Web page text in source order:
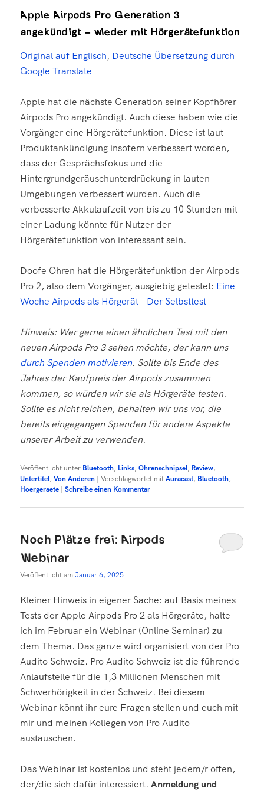
Apple Airpods Pro Generation 3
angekündigt – wieder mit Hörgerätefunktion
Original auf Englisch, Deutsche Übersetzung durch
Google Translate
Apple hat die nächste Generation seiner Kopfhörer
Airpods Pro angekündigt. Auch diese haben wie die
Vorgänger eine Hörgerätefunktion. Diese ist laut
Produktankündigung insofern verbessert worden,
dass der Gesprächsfokus und die
Hintergrundgeräuschunterdrückung in lauten
Umgebungen verbessert wurden. Auch die
verbesserte Akkulaufzeit von bis zu 10 Stunden mit
einer Ladung könnte für Nutzer der
Hörgerätefunktion von interessant sein.
Doofe Ohren hat die Hörgerätefunktion der Airpods
Pro 2, also dem Vorgänger, ausgiebig getestet: Eine
Woche Airpods als Hörgerät – Der Selbsttest
Hinweis: Wer gerne einen ähnlichen Test mit den
neuen Airpods Pro 3 sehen möchte, der kann uns
durch Spenden motivieren. Sollte bis Ende des
Jahres der Kaufpreis der Airpods zusammen
kommen, so würden wir sie als Hörgeräte testen.
Sollte es nicht reichen, behalten wir uns vor, die
bereits eingegangen Spenden für andere Aspekte
unserer Arbeit zu verwenden.
Veröffentlicht unter Bluetooth, Links,Ohrenschnipsel, Review,
Untertitel,Von Anderen |Verschlagwortet mitAuracast, Bluetooth,
Hoergeraete |Schreibe einen Kommentar
Noch Plätze frei: Airpods
Webinar
Veröffentlicht amJanuar 6, 2025
Kleiner Hinweis in eigener Sache: auf Basis meines
Tests der Apple Airpods Pro 2 als Hörgeräte, halte
ich im Februar ein Webinar (Online Seminar) zu
dem Thema. Das ganze wird organisiert von der Pro
Audito Schweiz. Pro Audito Schweiz ist die führende
Anlaufstelle für die 1,3 Millionen Menschen mit
Schwerhörigkeit in der Schweiz. Bei diesem
Webinar könnt ihr eure Fragen stellen und euch mit
mir und meinen Kollegen von Pro Audito
austauschen.
Das Webinar ist kostenlos und steht jedem/r offen,
der/die sich dafür interessiert.Anmeldung und